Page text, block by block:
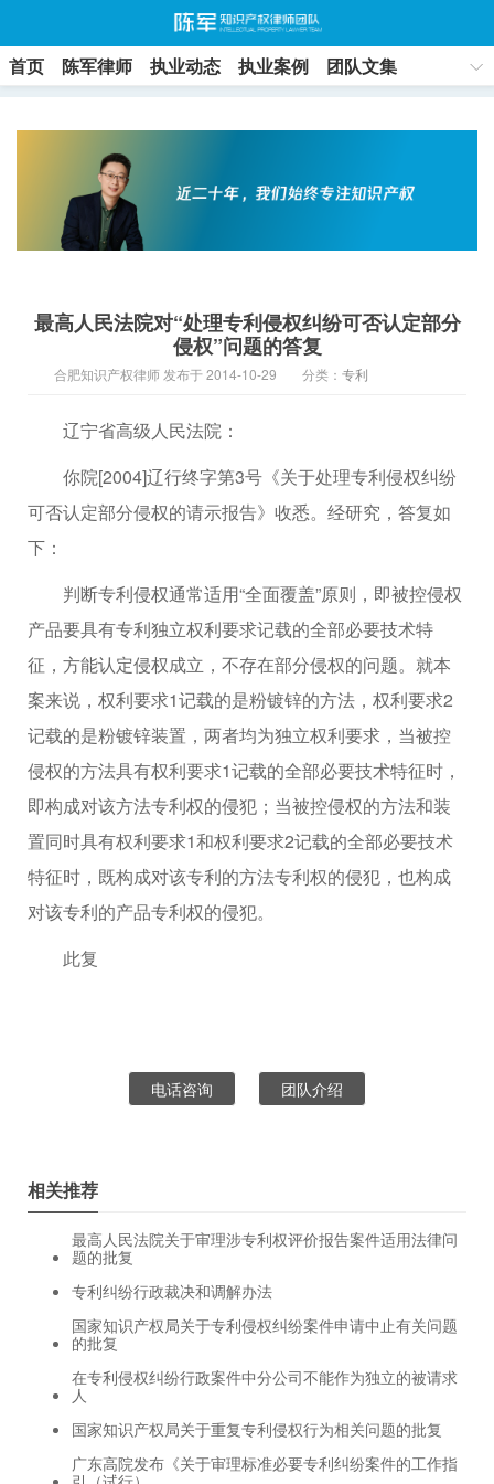
首页 陈军律师 执业动态 执业案例
团队文集
最高人民法院对“处理专利侵权纠纷可否认定部分
侵权”问题的答复
合肥知识产权律师 发布于 2014-10-29 分类： 专利
辽宁省高级人民法院：
你院[2004]辽行终字第3号《关于处理专利侵权纠纷
可否认定部分侵权的请示报告》收悉。经研究，答复如
下：
判断专利侵权通常适用“全面覆盖”原则，即被控侵权
产品要具有专利独立权利要求记载的全部必要技术特
征，方能认定侵权成立，不存在部分侵权的问题。就本
案来说，权利要求1记载的是粉镀锌的方法，权利要求2
记载的是粉镀锌装置，两者均为独立权利要求，当被控
侵权的方法具有权利要求1记载的全部必要技术特征时，
即构成对该方法专利权的侵犯；当被控侵权的方法和装
置同时具有权利要求1和权利要求2记载的全部必要技术
特征时，既构成对该专利的方法专利权的侵犯，也构成
对该专利的产品专利权的侵犯。
此复
电话咨询 团队介绍
相关推荐
最高人民法院关于审理涉专利权评价报告案件适用法律问
题的批复
专利纠纷行政裁决和调解办法
国家知识产权局关于专利侵权纠纷案件申请中止有关问题
的批复
在专利侵权纠纷行政案件中分公司不能作为独立的被请求
人
国家知识产权局关于重复专利侵权行为相关问题的批复
广东高院发布《关于审理标准必要专利纠纷案件的工作指